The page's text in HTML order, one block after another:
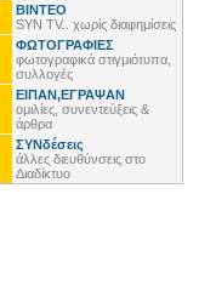
ΒΙΝΤΕΟ
SYN TV.. χωρίς διαφημίσεις
ΦΩΤΟΓΡΑΦΙΕΣ
φωτογραφικά στιγμιότυπα,
συλλογές
ΕΙΠΑΝ,ΕΓΡΑΨΑΝ
ομιλίες, συνεντεύξεις &
άρθρα
ΣΥΝδέσεις
άλλες διευθύνσεις στο
Διαδίκτυο